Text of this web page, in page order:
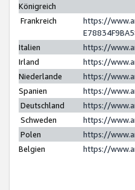
Königreich
Frankreich
https://
Italien
https://
Irland
https://
Niederlande
https://
Spanien
https://
Deutschland
https://
Schweden
https://
Polen
https://
Belgien
https://